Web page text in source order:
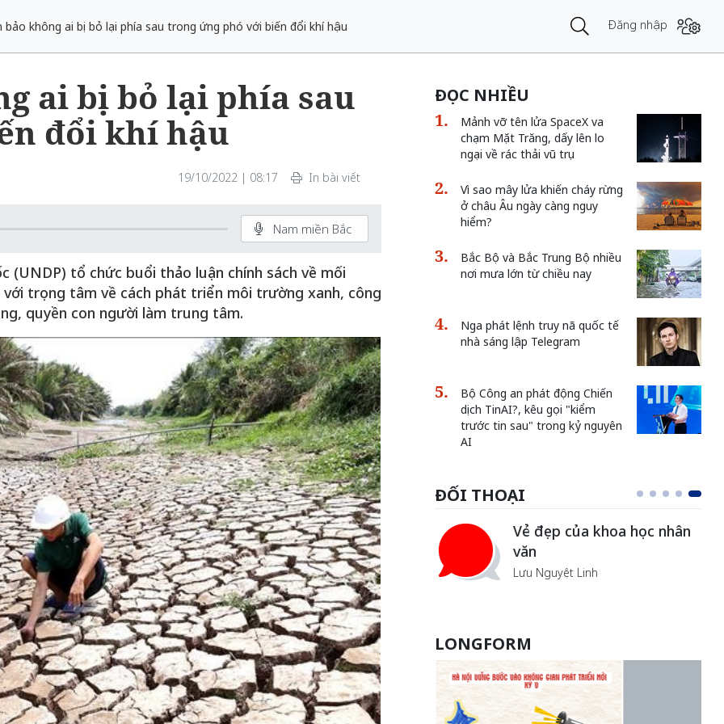
bảo không ai bị bỏ lại phía sau trong ứng phó với biến đổi khí hậu Đăng nhập
ai bị bỏ lại phía sau
đổi khí hậu
19/10/2022 | 08:17 In bài viết
Nam miền Bắc
(UNDP) tổ chức buổi thảo luận chính sách về mối
trọng tâm về cách phát triển môi trường xanh, công
quyền con người làm trung tâm.
ĐỌC NHIỀU
Mảnh vỡ tên lửa SpaceX va
chạm Mặt Trăng, dấy lên lo
ngại về rác thải vũ trụ
Vì sao mây lửa khiến cháy rừng
ở châu Âu ngày càng nguy
hiểm?
Bắc Bộ và Bắc Trung Bộ nhiều
nơi mưa lớn từ chiều nay
Nga phát lệnh truy nã quốc tế
nhà sáng lập Telegram
Bộ Công an phát động Chiến
dịch TinAI?, kêu gọi "kiểm
trước tin sau" trong kỷ nguyên
AI
ĐỐI THOẠI
ngôi
của Hà
Xin lỗi, rồi sao nữa?!
Lê Xuân Thọ
Vẻ đẹp của khoa học nhân
văn
Lưu Nguyệt Linh
LONGFORM